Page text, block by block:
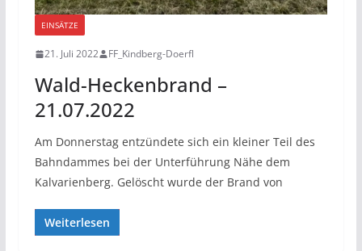
EINSÄTZE
21. Juli 2022 FF_Kindberg-Doerfl
Wald-Heckenbrand –
21.07.2022
Am Donnerstag entzündete sich ein kleiner Teil des
Bahndammes bei der Unterführung Nähe dem
Kalvarienberg. Gelöscht wurde der Brand von
Weiterlesen